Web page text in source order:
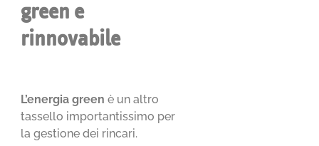
green e
rinnovabile
L’energia green è un altro
tassello importantissimo per
la gestione dei rincari.